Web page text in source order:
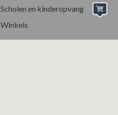
Scholen en kinderopvang
Winkels